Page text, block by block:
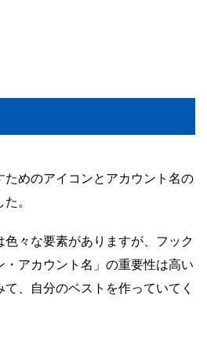
ためのアイコンとアカウント名の
。
々な要素がありますが、フック
アカウント名」の重要性は高い
、自分のベストを作っていてく